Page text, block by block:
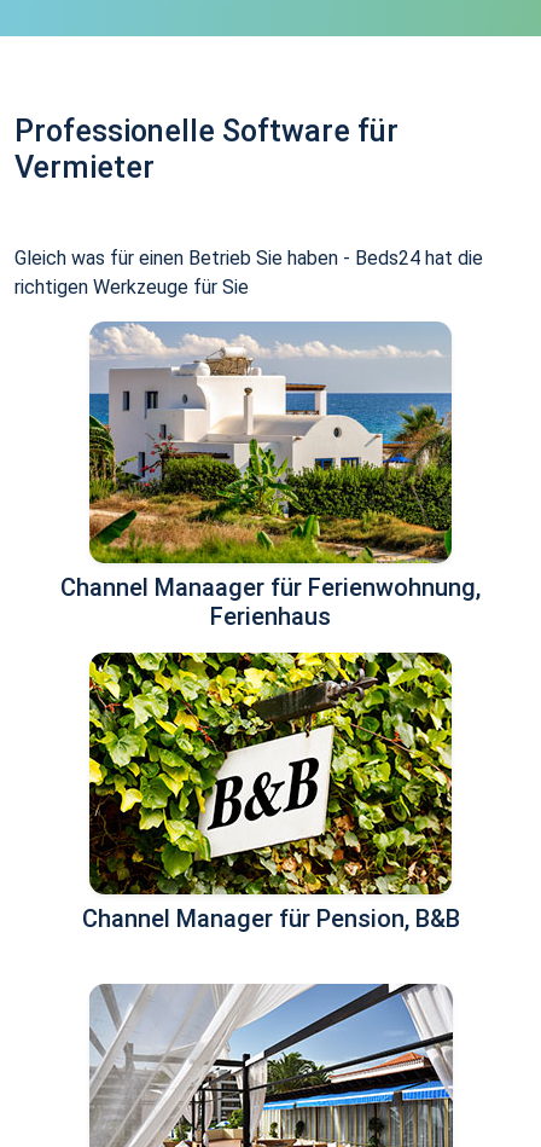
Professionelle Software für
Vermieter
Gleich was für einen Betrieb Sie haben - Beds24 hat die
richtigen Werkzeuge für Sie
Channel Manaager für Ferienwohnung,
Ferienhaus
Channel Manager für Pension, B&B